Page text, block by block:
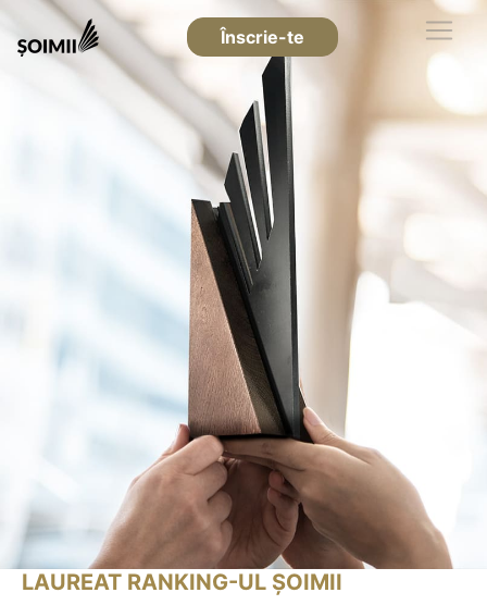
Înscrie-te
LAUREAT RANKING-UL ȘOIMII